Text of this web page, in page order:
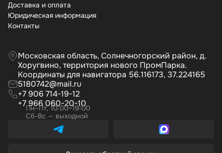
Доставка и оплата
Юридическая информация
Контакты
Московская область, Солнечногорский район, д.
Хоругвино, территория нового ПромПарка.
Координаты для навигатора 56.116173, 37.224165
5180742@mail.ru
+7 906 714-19-12
+7 966 060-20-10
Пн–Пт, 10:00–19:00
Сб-Вс — выходной